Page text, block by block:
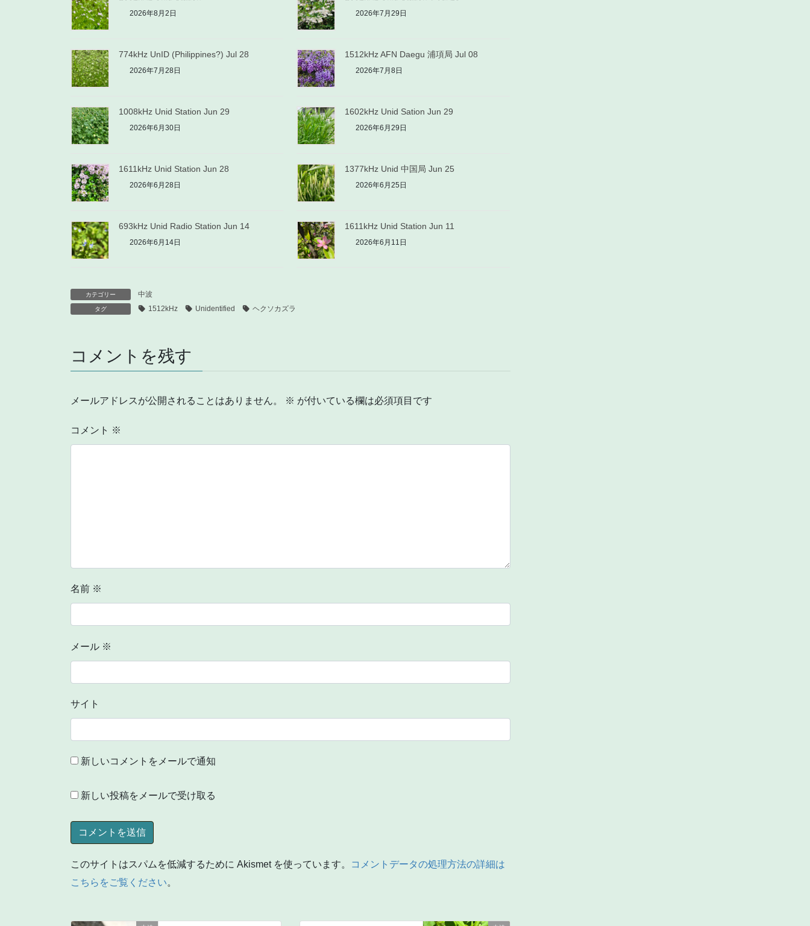
2026年8月2日 2026年7月29日
774kHz UnID (Philippines?) Jul 28
2026年7月28日
1512kHz AFN Daegu 浦項局 Jul 08
2026年7月8日
1008kHz Unid Station Jun 29
2026年6月30日
1602kHz Unid Sation Jun 29
2026年6月29日
1611kHz Unid Station Jun 28
2026年6月28日
1377kHz Unid 中国局 Jun 25
2026年6月25日
693kHz Unid Radio Station Jun 14
2026年6月14日
1611kHz Unid Station Jun 11
2026年6月11日
カテゴリー 中波
タグ 1512kHz Unidentified ヘクソカズラ
コメントを残す
メールアドレスが公開されることはありません。 ※ が付いている欄は必須項目です
コメント ※
名前 ※
メール ※
サイト
新しいコメントをメールで通知
新しい投稿をメールで受け取る
このサイトはスパムを低減するために Akismet を使っています。
コメントデータの処理方法の詳細は
こちらをご覧ください。